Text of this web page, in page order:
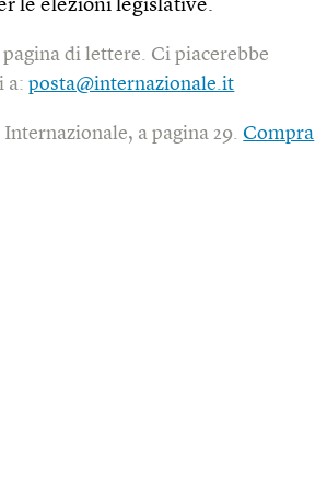
le elezioni legislative.
di lettere. Ci piacerebbe
a:posta@internazionale.it
Internazionale, a pagina 29.Compra